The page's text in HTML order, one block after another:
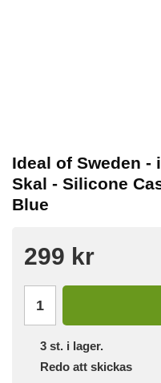
Ideal of Sweden -
Skal - Silicone
Blue
299 kr
3 st. i lager.
Redo att skickas